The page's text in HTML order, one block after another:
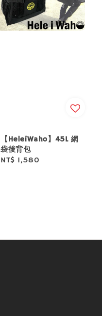
【HeleiWaho】45L 網
袋後背包
Regular
NT$ 1,580